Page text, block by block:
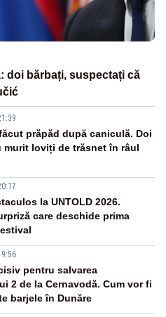
doi bărbați, suspectați că
prăpăd după caniculă. Doi
murit loviți de trăsnet în râul
la UNTOLD 2026.
care deschide prima
pentru salvarea
2 de la Cernavodă. Cum vor fi
barjele în Dunăre